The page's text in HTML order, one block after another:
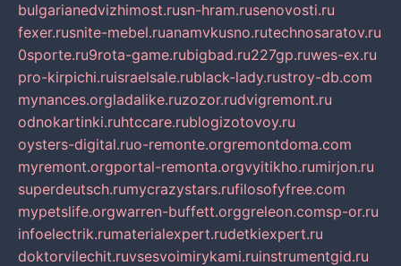
bulgarianedvizhimost.rusn-hram.rusenovosti.ru
fexer.rusnite-mebel.ruanamvkusno.rutechnosaratov.ru
0sporte.ru9rota-game.rubigbad.ru227gp.ruwes-ex.ru
pro-kirpichi.ruisraelsale.rublack-lady.rustroy-db.com
mynances.orgladalike.ruzozor.rudvigremont.ru
odnokartinki.ruhtccare.rublogizotovoy.ru
oysters-digital.ruo-remonte.orgremontdoma.com
myremont.orgportal-remonta.orgvyitikho.rumirjon.ru
superdeutsch.rumycrazystars.rufilosofyfree.com
mypetslife.orgwarren-buffett.orggreleon.comsp-or.ru
infoelectrik.rumaterialexpert.rudetkiexpert.ru
doktorvilechit.ruvsesvoimirykami.ruinstrumentgid.ru